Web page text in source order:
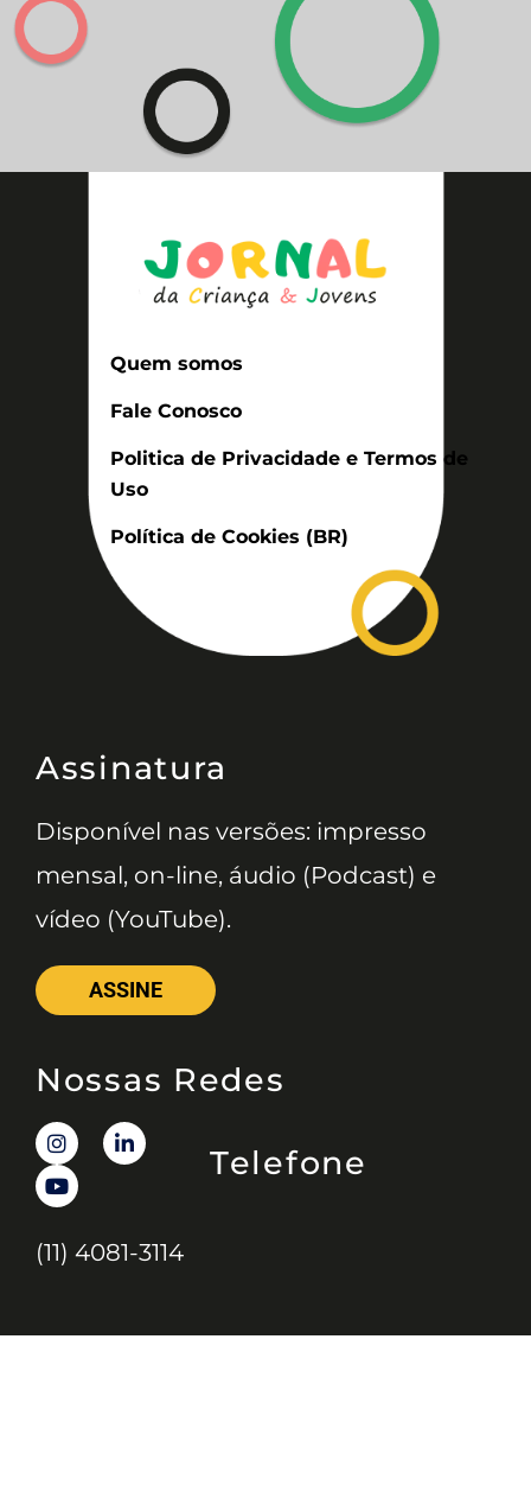
Quem somos
Fale Conosco
Politica de Privacidade e Termos de
Uso
Política de Cookies (BR)
Assinatura
Disponível nas versões: impresso
mensal, on-line, áudio (Podcast) e
vídeo (YouTube).
ASSINE
Nossas Redes
Telefone
(11) 4081-3114